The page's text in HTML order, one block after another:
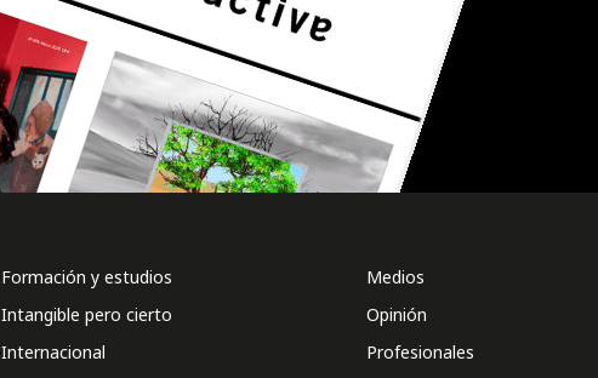
Formación y estudios
Intangible pero cierto
Internacional
Medios
Opinión
Profesionales